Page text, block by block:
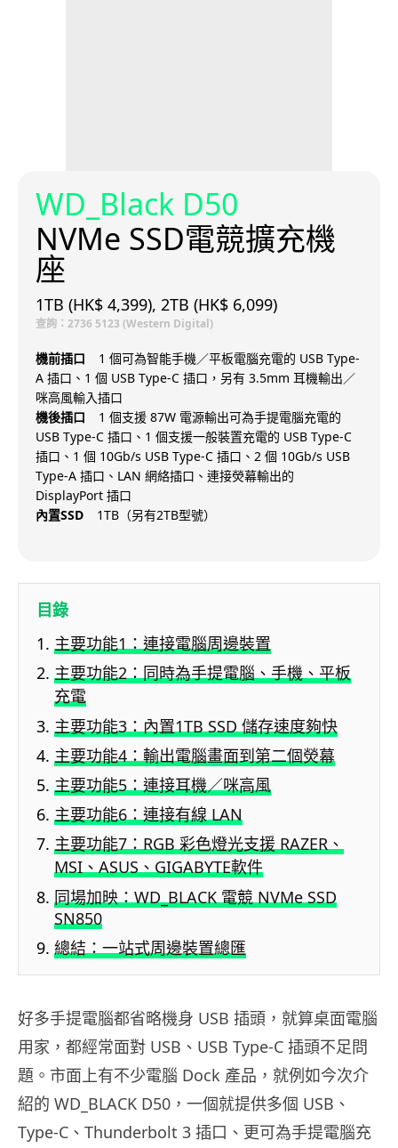
WD_Black D50
NVMe SSD電競擴充機
座
1TB (HK$ 4,399), 2TB (HK$ 6,099)
查詢：2736 5123 (Western Digital)
機前插口
1 個可為智能手機／平板電腦充電的 USB Type-
A 插口、1 個 USB Type-C 插口，另有 3.5mm 耳機輸出／
咪高風輸入插口
機後插口
1 個支援 87W 電源輸出可為手提電腦充電的
USB Type-C 插口、1 個支援一般裝置充電的 USB Type-C
插口、1 個 10Gb/s USB Type-C 插口、2 個 10Gb/s USB
Type-A 插口、LAN 網絡插口、連接熒幕輸出的
DisplayPort 插口
內置SSD
1TB（另有2TB型號）
目錄
主要功能1：連接電腦周邊裝置
主要功能2：同時為手提電腦、手機、平板
充電
主要功能3：內置1TB SSD 儲存速度夠快
主要功能4：輸出電腦畫面到第二個熒幕
主要功能5：連接耳機／咪高風
主要功能6：連接有線 LAN
主要功能7：RGB 彩色燈光支援 RAZER、
MSI、ASUS、GIGABYTE軟件
同場加映：WD_BLACK 電競 NVMe SSD
SN850
總結：一站式周邊裝置總匯
好多手提電腦都省略機身 USB 插頭，就算桌面電腦
用家，都經常面對 USB、USB Type-C 插頭不足問
題。市面上有不少電腦 Dock 產品，就例如今次介
紹的 WD_BLACK D50，一個就提供多個 USB、
Type-C、Thunderbolt 3 插口、更可為手提電腦充